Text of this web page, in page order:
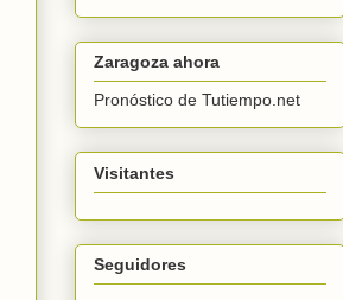
Zaragoza ahora
Pronóstico de Tutiempo.net
Visitantes
Seguidores